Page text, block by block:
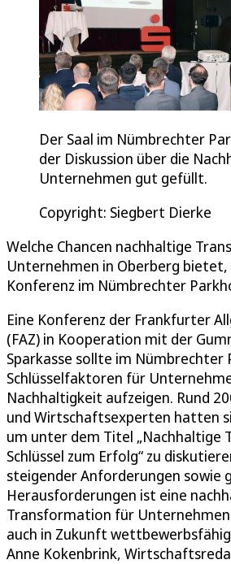
Der Saal im Nümbrechter
der Diskussion über die
Unternehmen gut gefüllt.
Copyright: Siegbert Dierke
Welche Chancen nachhaltige
Unternehmen in Oberberg
Konferenz im Nümbrechter
Eine Konferenz der Frankfurter
(FAZ) in Kooperation mit der
Sparkasse sollte im Nümbrechter
Schlüsselfaktoren für
Nachhaltigkeit aufzeigen. Rund
und Wirtschaftsexperten hatten
um unter dem Titel „Nachhaltige
Schlüssel zum Erfolg“ zu
steigender Anforderungen sowie
Herausforderungen ist eine
Transformation für
auch in Zukunft
Anne Kokenbrink,